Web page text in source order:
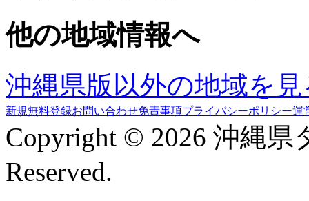
他の地域情報へ
沖縄県版以外の地域を
新規無料登録お問い合わせ免責事項プライバシーポリシー運
Copyright © 2026 沖縄
Reserved.